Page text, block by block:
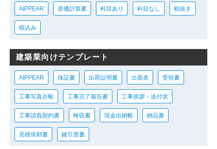
AIPPEAR 原価計算書 科目あり 科目なし 税抜き
税込み
建築業向けテンプレート
AIPPEAR 保証書 出荷証明書 出面表 受領書
工事写真台帳 工事完了報告書 工事挨拶・送付状
工事請負契約書 検収書 現金出納帳 納品書
見積依頼書 鍵引渡書